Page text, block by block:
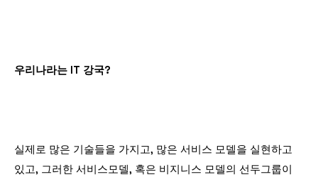
우리나라는 IT 강국?
실제로 많은 기술들을 가지고, 많은 서비스 모델을 실현하고
있고, 그러한 서비스모델, 혹은 비지니스 모델의 선두그룹이